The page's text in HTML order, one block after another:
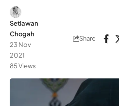
Setiawan
Chogah
23 Nov
2021
85 Views
Share